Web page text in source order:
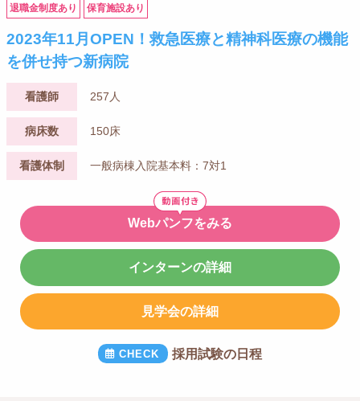
退職金制度あり 保育施設あり
2023年11月OPEN！救急医療と精神科医療の機能
を併せ持つ新病院
看護師 257人
病床数 150床
看護体制 一般病棟入院基本料：7対1
Webパンフをみる
インターンの詳細
見学会の詳細
採用試験の日程